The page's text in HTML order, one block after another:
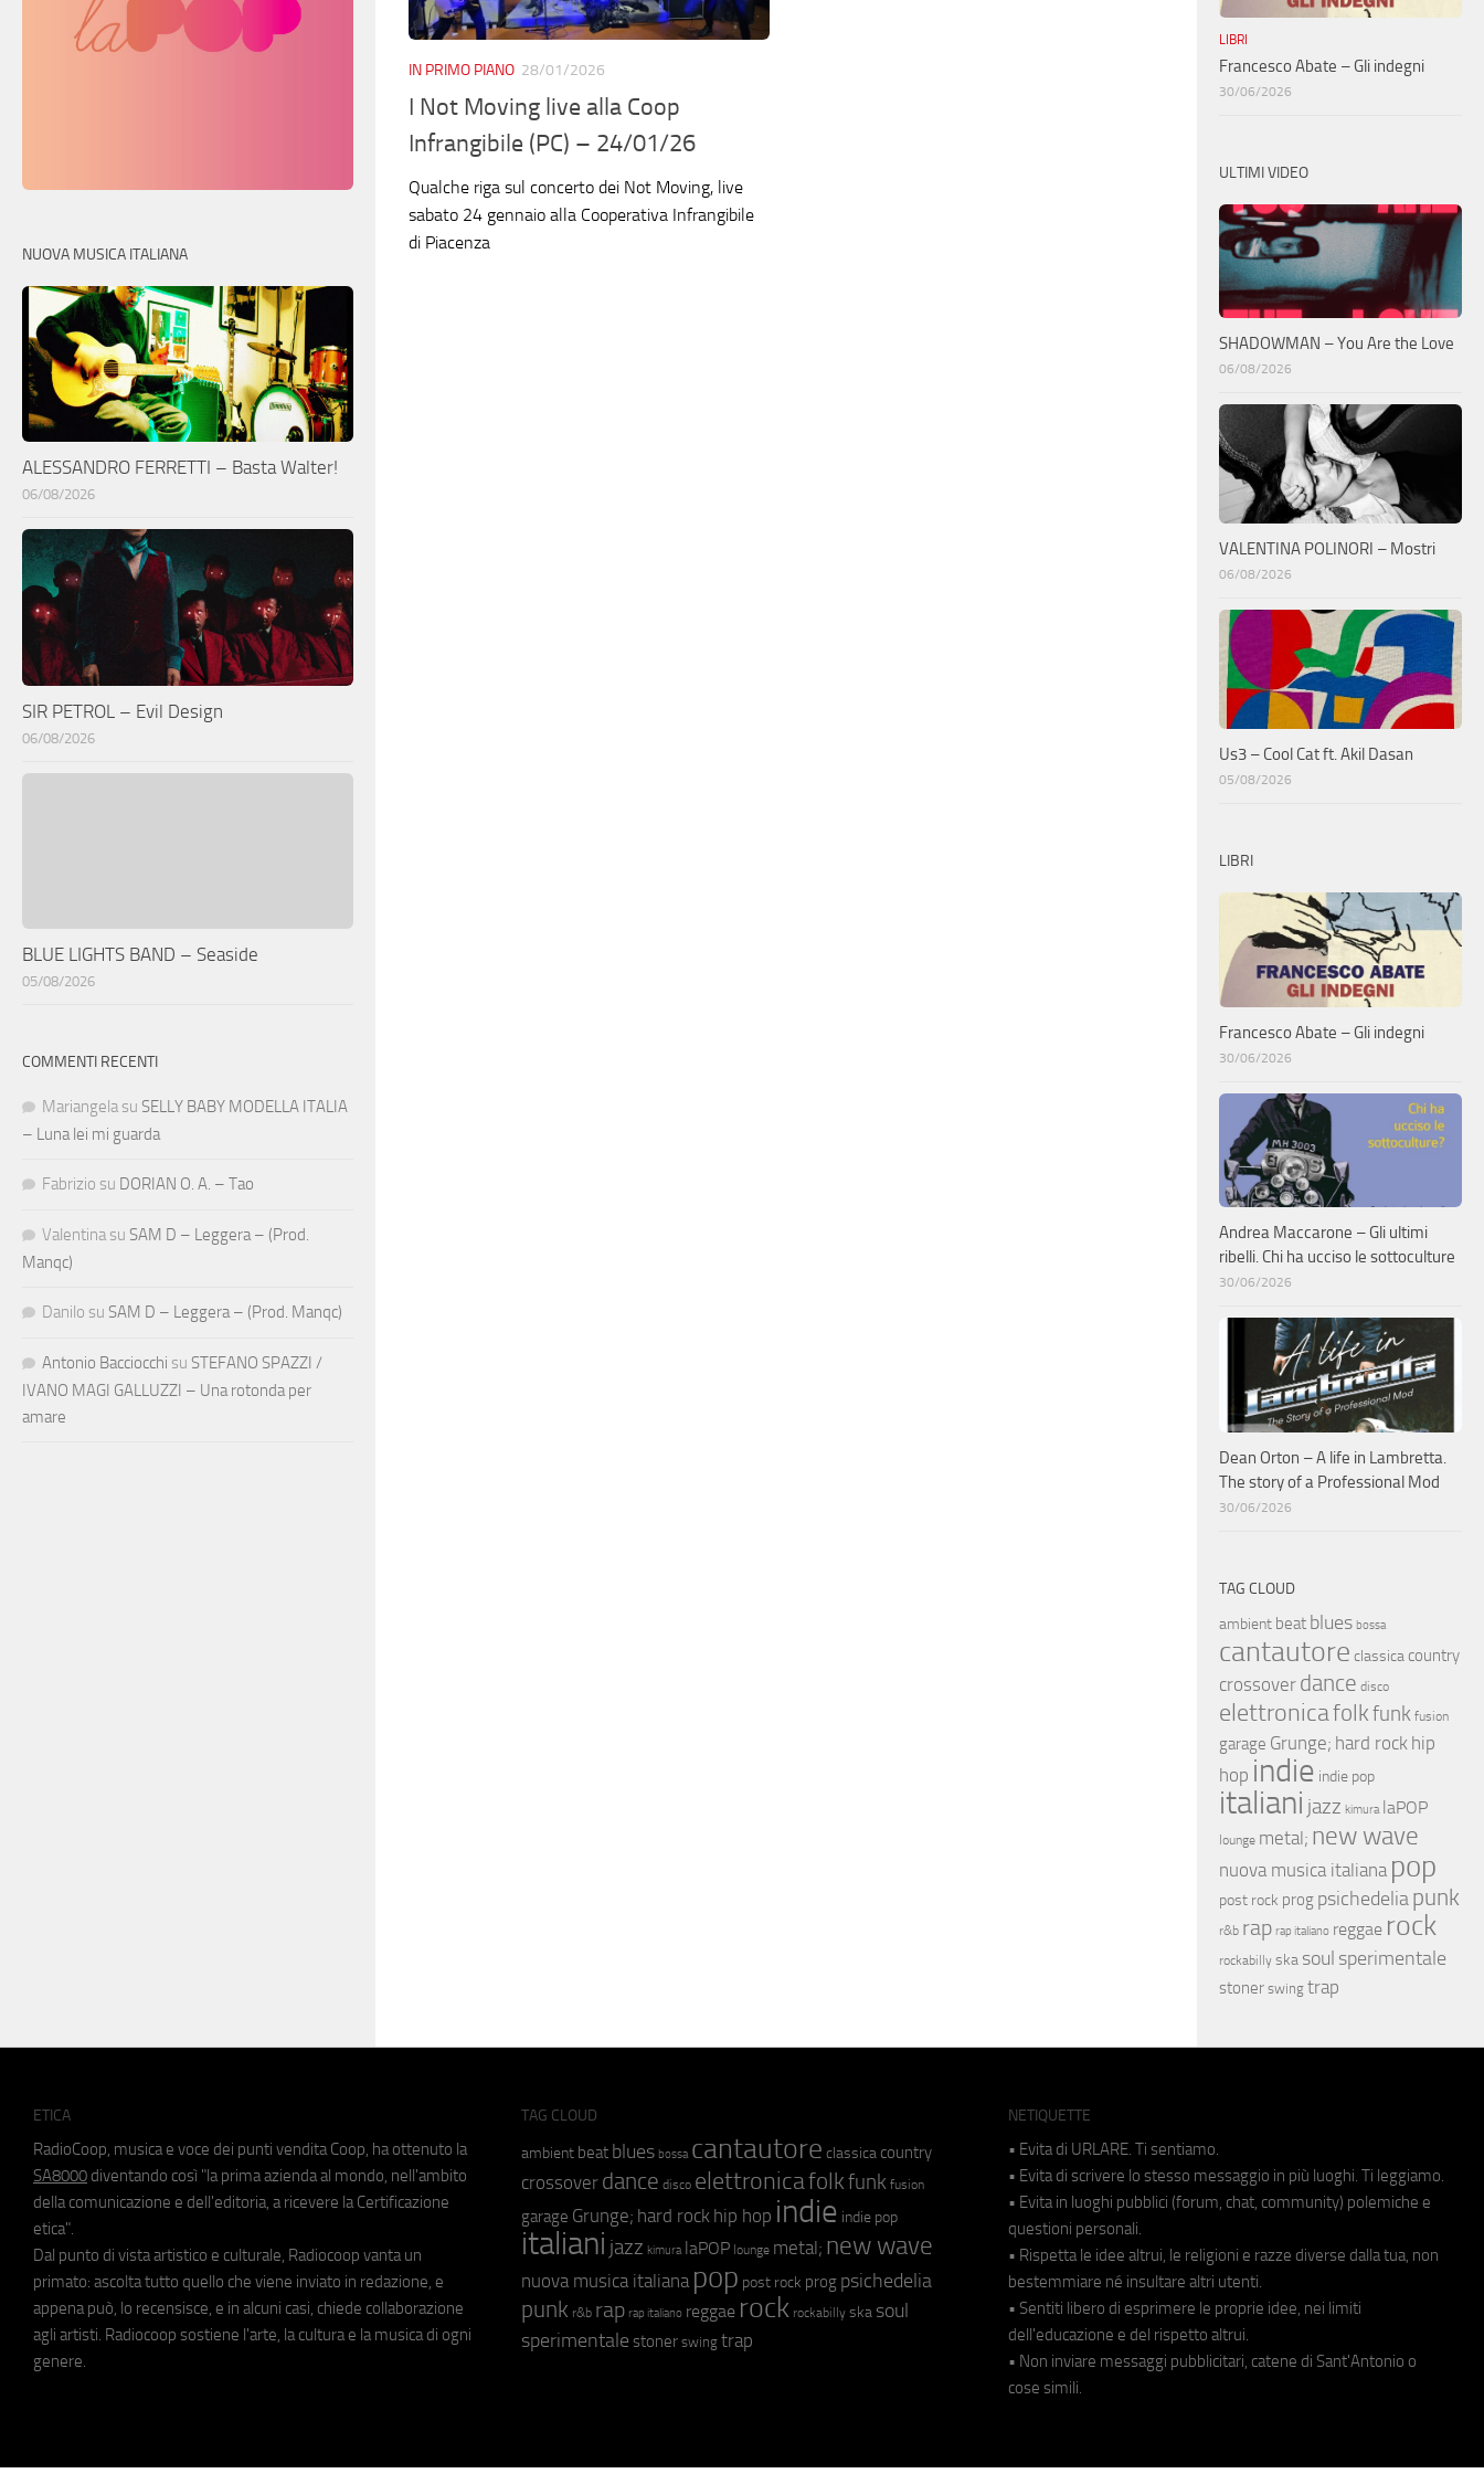
IN PRIMO PIANO 28/01/2026
I Not Moving live alla Coop
Infrangibile (PC) – 24/01/26
Qualche riga sul concerto dei Not Moving, live
sabato 24 gennaio alla Cooperativa Infrangibile
di Piacenza
NUOVA MUSICA ITALIANA
ALESSANDRO FERRETTI – Basta Walter!
06/08/2026
SIR PETROL – Evil Design
06/08/2026
BLUE LIGHTS BAND – Seaside
05/08/2026
COMMENTI RECENTI
Mariangela su SELLY BABY MODELLA ITALIA
– Luna lei mi guarda
Fabrizio su DORIAN O. A. – Tao
Valentina su SAM D – Leggera – (Prod.
Manqc)
Danilo su SAM D – Leggera – (Prod. Manqc)
Antonio Bacciocchi su STEFANO SPAZZI /
IVANO MAGI GALLUZZI – Una rotonda per
amare
LIBRI
Francesco Abate – Gli indegni
30/06/2026
ULTIMI VIDEO
SHADOWMAN – You Are the Love
06/08/2026
VALENTINA POLINORI – Mostri
06/08/2026
Us3 – Cool Cat ft. Akil Dasan
05/08/2026
LIBRI
Francesco Abate – Gli indegni
30/06/2026
Andrea Maccarone – Gli ultimi
ribelli. Chi ha ucciso le sottoculture
30/06/2026
Dean Orton – A life in Lambretta.
The story of a Professional Mod
30/06/2026
TAG CLOUD
ambient beat blues bossa
cantautore classica country
crossover dance disco
elettronicafolkfunk fusion
garage Grunge; hard rock hip
hop indie indie pop
italiani jazz kimura laPOP
lounge metal; new wave
nuova musica italiana pop
post rock prog psichedeliapunk
r&b rap rap italiano reggae rock
rockabilly ska soul sperimentale
stoner swing trap
ETICA
RadioCoop, musica e voce dei punti vendita Coop, ha ottenuto la
SA8000 diventando così "la prima azienda al mondo, nell'ambito
della comunicazione e dell'editoria, a ricevere la Certificazione
etica".
Dal punto di vista artistico e culturale, Radiocoop vanta un
primato: ascolta tutto quello che viene inviato in redazione, e
appena può, lo recensisce, e in alcuni casi, chiede collaborazione
agli artisti. Radiocoop sostiene l'arte, la cultura e la musica di ogni
genere.
TAG CLOUD
ambient beat blues bossa cantautore classica country
crossover dance disco elettronicafolkfunk fusion
garage Grunge; hard rock hip hop indie indie pop
italiani jazz kimura laPOP lounge metal; new wave
nuova musica italiana pop post rock prog psichedelia
punk r&b rap rap italiano reggae rock rockabilly ska soul
sperimentale stoner swing trap
NETIQUETTE
• Evita di URLARE. Ti sentiamo.
• Evita di scrivere lo stesso messaggio in più luoghi. Ti leggiamo.
• Evita in luoghi pubblici (forum, chat, community) polemiche e
questioni personali.
• Rispetta le idee altrui, le religioni e razze diverse dalla tua, non
bestemmiare né insultare altri utenti.
• Sentiti libero di esprimere le proprie idee, nei limiti
dell'educazione e del rispetto altrui.
• Non inviare messaggi pubblicitari, catene di Sant'Antonio o
cose simili.